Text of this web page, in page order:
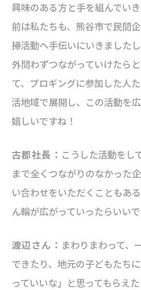
興味のある方と手を組んでい
前は私たちも、熊谷市で民間
掃活動へ手伝いにいきました
外問わずつながっていけたら
て、プロギングに参加した人
活地域で展開し、この活動を
嬉しいですね！
古郡社長： こうした活動をし
まで全くつながりのなかった
い合わせをいただくこともあ
ん輪が広がっていったらいいで
渡辺さん： まわりまわって、
できたり、地元の子どもたち
っていいな」と思ってもらえ